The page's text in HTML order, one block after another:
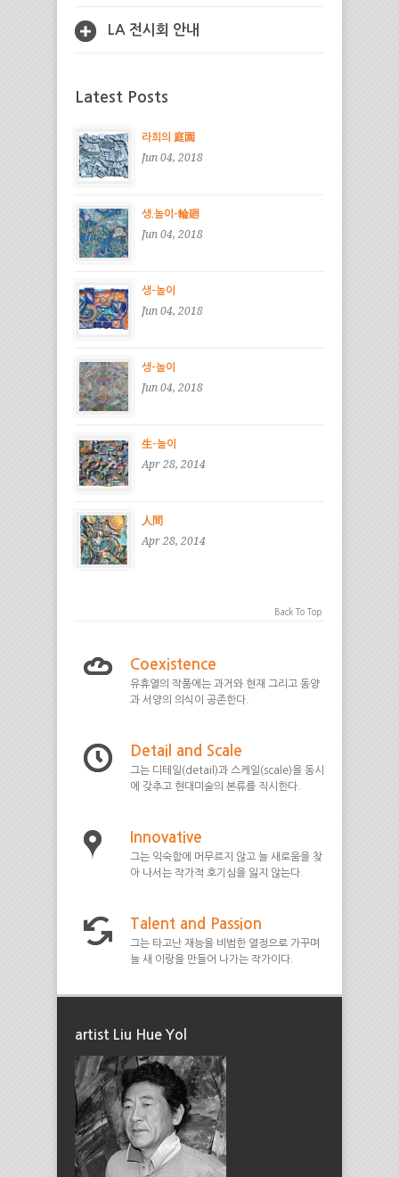
LA 전시회 안내
Latest Posts
라희의 庭園
Jun 04, 2018
생.놀이-輪廻
Jun 04, 2018
생-놀이
Jun 04, 2018
생-놀이
Jun 04, 2018
生-놀이
Apr 28, 2014
人間
Apr 28, 2014
Back To Top
Coexistence
유휴열의 작품에는 과거와 현재 그리고 동양
과 서양의 의식이 공존한다.
Detail and Scale
그는 디테일(detail)과 스케일(scale)을 동시
에 갖추고 현대미술의 본류를 직시한다.
Innovative
그는 익숙함에 머무르지 않고 늘 새로움을 찾
아 나서는 작가적 호기심을 잃지 않는다.
Talent and Passion
그는 타고난 재능을 비범한 열정으로 가꾸며
늘 새 이랑을 만들어 나가는 작가이다.
artist Liu Hue Yol